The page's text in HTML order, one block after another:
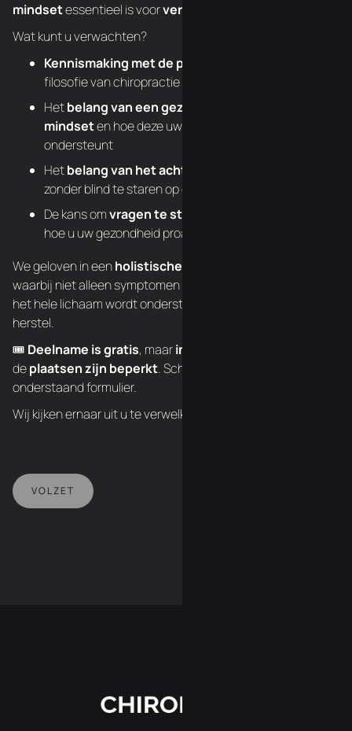
mindsetessentieel is voorverandering en genezing
Wat kunt u verwachten?
Kennismaking met de praktijk
filosofie van chiropractie
Hetbelang van een gezondheidsgerichte
mindseten hoe deze uw genezingsproces
ondersteunt
Hetbelang van het achterhalen van de oorzaak
zonder blind te staren op de symptomen en diagnose
De kans omvragen te stellen
hoe u uw gezondheid proactief kunt verbeteren
We geloven in eenholistische kijk op gezondheid
waarbij niet alleen symptomen worden aangepakt, maar
het hele lichaam wordt ondersteund voor een optimaal
herstel.
🎟️ Deelname is gratis, maarinschrijven is verplicht
deplaatsen zijn beperkt. Schrijf u vandaag nog in via
onderstaand formulier.
Wij kijken ernaar uit u te verwelkomen!
VOLZET